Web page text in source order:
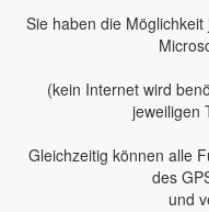
Sie haben die
(kein Internet wird
jeweiligen
Gleichzeitig können alle
des
und